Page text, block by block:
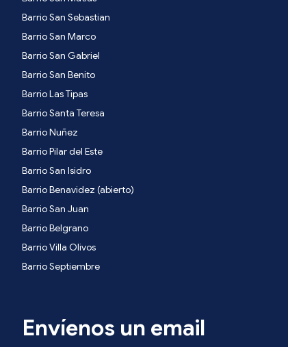
Barrio San Sebastian
Barrio San Marco
Barrio San Gabriel
Barrio San Benito
Barrio Las Tipas
Barrio Santa Teresa
Barrio Nuñez
Barrio Pilar del Este
Barrio San Isidro
Barrio Benavidez (abierto)
Barrio San Juan
Barrio Belgrano
Barrio Villa Olivos
Barrio Septiembre
Envíenos un email